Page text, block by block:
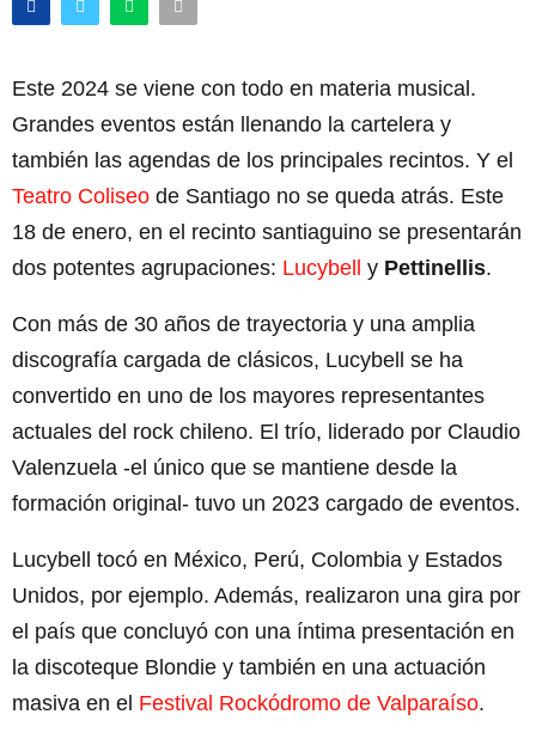
Este 2024 se viene con todo en materia musical.
Grandes eventos están llenando la cartelera y
también las agendas de los principales recintos. Y el
Teatro Coliseo de Santiago no se queda atrás. Este
18 de enero, en el recinto santiaguino se presentarán
dos potentes agrupaciones: Lucybell y Pettinellis.
Con más de 30 años de trayectoria y una amplia
discografía cargada de clásicos, Lucybell se ha
convertido en uno de los mayores representantes
actuales del rock chileno. El trío, liderado por Claudio
Valenzuela -el único que se mantiene desde la
formación original- tuvo un 2023 cargado de eventos.
Lucybell tocó en México, Perú, Colombia y Estados
Unidos, por ejemplo. Además, realizaron una gira por
el país que concluyó con una íntima presentación en
la discoteque Blondie y también en una actuación
masiva en el Festival Rockódromo de Valparaíso.